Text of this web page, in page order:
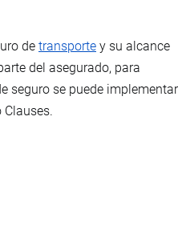
de transporte y su alcance
del asegurado, para
seguro se puede implementar